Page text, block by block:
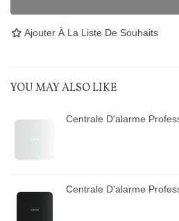
Ajouter À La Liste De Souhaits
YOU MAY ALSO LIKE
Centrale D'alarme
Centrale D'alarme